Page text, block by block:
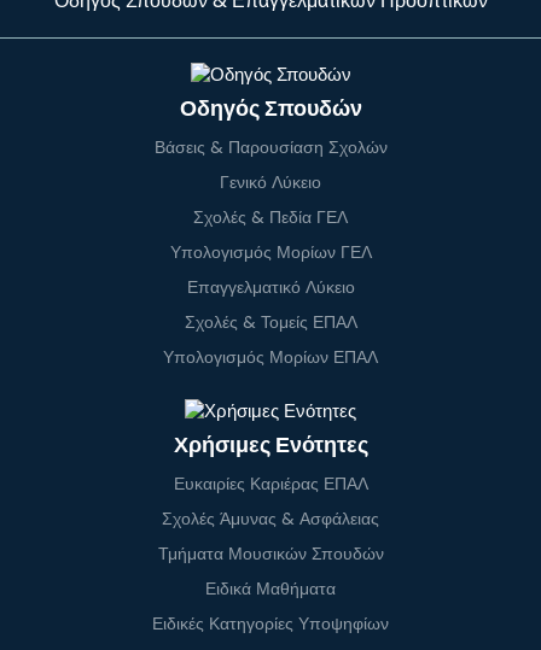
Οδηγός Σπουδών
Βάσεις & Παρουσίαση Σχολών
Γενικό Λύκειο
Σχολές & Πεδία ΓΕΛ
Υπολογισμός Μορίων ΓΕΛ
Επαγγελματικό Λύκειο
Σχολές & Τομείς ΕΠΑΛ
Υπολογισμός Μορίων ΕΠΑΛ
Χρήσιμες Ενότητες
Ευκαιρίες Καριέρας ΕΠΑΛ
Σχολές Άμυνας & Ασφάλειας
Τμήματα Μουσικών Σπουδών
Ειδικά Μαθήματα
Ειδικές Κατηγορίες Υποψηφίων